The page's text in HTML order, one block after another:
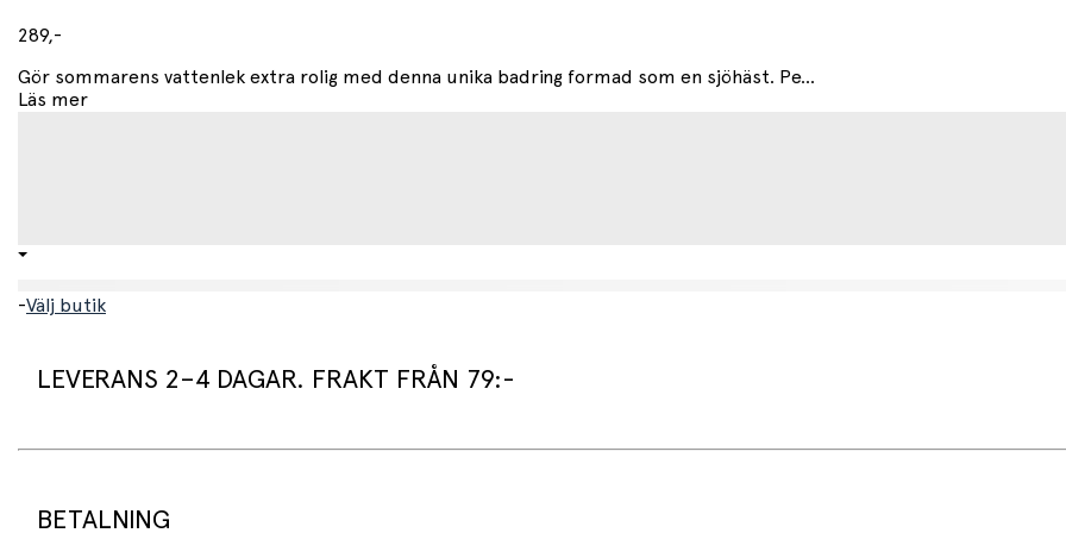
289,-
Gör sommarens vattenlek extra rolig med denna unika badring formad som en sjöhäst. Pe...
Läs mer
-Välj butik
LEVERANS 2–4 DAGAR. FRAKT FRÅN 79:-
Standard leveranstid för varor som finns i lager är 2–4 dagar.
BETALNING